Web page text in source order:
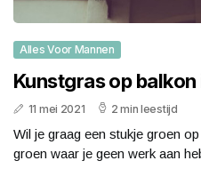
Alles Voor Mannen
Kunstgras op
11 mei 2021 2 min leestijd
Wil je graag een stukje groen
groen waar je geen werk aan